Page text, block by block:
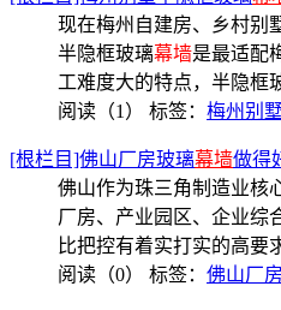
现在梅州自建房、乡村别
半隐框玻璃幕墙是最适配
工难度大的特点，半隐框
阅读（1） 标签： 梅州别
[根栏目]佛山厂房玻璃幕墙做得
佛山作为珠三角制造业核
厂房、产业园区、企业综
比把控有着实打实的高要
阅读（0） 标签： 佛山厂